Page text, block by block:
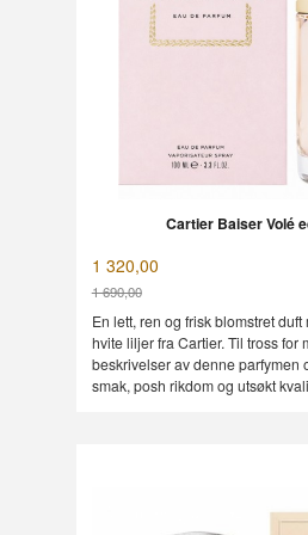
Cartier Baiser Volé
1 320,00
1 690,00
Rabatt
En lett, ren og frisk blomstret
hvite liljer fra Cartier. Til tross for
beskrivelser av denne parfymen
smak, posh rikdom og utsøkt